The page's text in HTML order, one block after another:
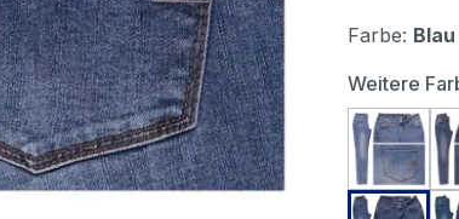
Farbe:
Weitere
Buena